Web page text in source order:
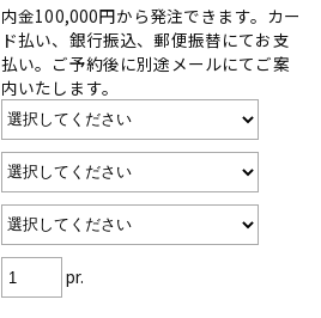
内金100,000円から発注できます。カー
ド払い、銀行振込、郵便振替にてお支
払い。ご予約後に別途メールにてご案
内いたします。
pr.